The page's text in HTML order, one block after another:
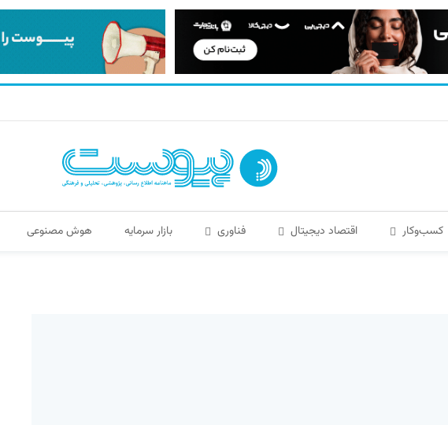
کسب‌و‌کار اقتصاد دیجیتال فناوری بازار سرمایه هوش مصنوعی